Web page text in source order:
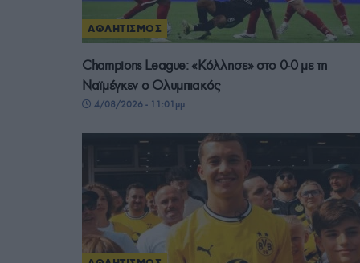
ΑΘΛΗΤΙΣΜΟΣ
Champions League: «Κόλλησε» στο 0-0 με τη
Ναϊμέγκεν ο Ολυμπιακός
4/08/2026 - 11:01μμ